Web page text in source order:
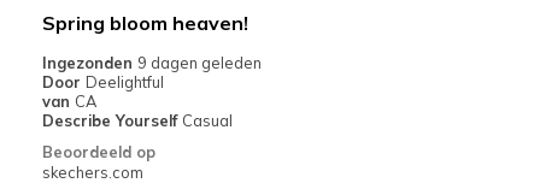
met
migratiegeschiedenis
van
de
Spring bloom heaven!
Ingezonden 9 dagen geleden
Door Deelightful
van CA
Describe Yourself Casual
Beoordeeld op
skechers.com